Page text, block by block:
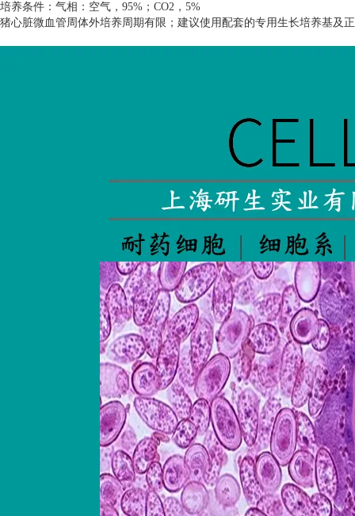
培养条件：气相：空气， 95% ； CO2 ， 5%
猪心脏微血管周体外培养周期有限；建议使用配套的专用生长培养基及